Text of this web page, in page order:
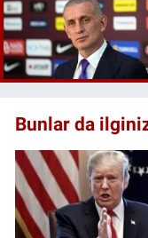
Bunlar da